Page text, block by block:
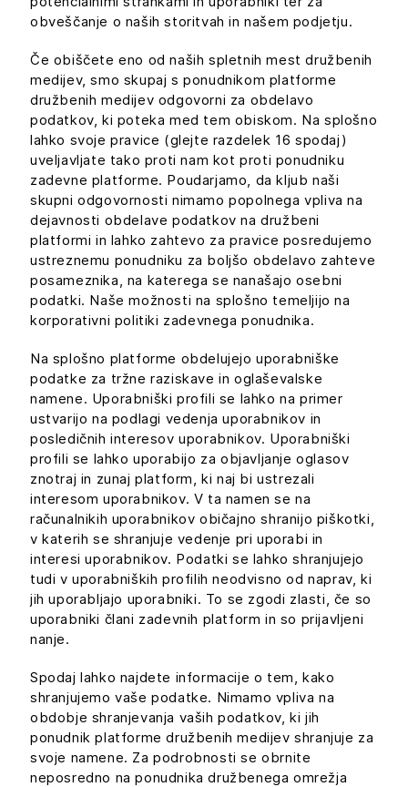
obveščanje o naših storitvah in našem podjetju.
Če obiščete eno od naših spletnih mest družbenih
medijev, smo skupaj s ponudnikom platforme
družbenih medijev odgovorni za obdelavo
podatkov, ki poteka med tem obiskom. Na splošno
lahko svoje pravice (glejte razdelek 16 spodaj)
uveljavljate tako proti nam kot proti ponudniku
zadevne platforme. Poudarjamo, da kljub naši
skupni odgovornosti nimamo popolnega vpliva na
dejavnosti obdelave podatkov na družbeni
platformi in lahko zahtevo za pravice posredujemo
ustreznemu ponudniku za boljšo obdelavo zahteve
posameznika, na katerega se nanašajo osebni
podatki. Naše možnosti na splošno temeljijo na
korporativni politiki zadevnega ponudnika.
Na splošno platforme obdelujejo uporabniške
podatke za tržne raziskave in oglaševalske
namene. Uporabniški profili se lahko na primer
ustvarijo na podlagi vedenja uporabnikov in
posledičnih interesov uporabnikov. Uporabniški
profili se lahko uporabijo za objavljanje oglasov
znotraj in zunaj platform, ki naj bi ustrezali
interesom uporabnikov. V ta namen se na
računalnikih uporabnikov običajno shranijo piškotki,
v katerih se shranjuje vedenje pri uporabi in
interesi uporabnikov. Podatki se lahko shranjujejo
tudi v uporabniških profilih neodvisno od naprav, ki
jih uporabljajo uporabniki. To se zgodi zlasti, če so
uporabniki člani zadevnih platform in so prijavljeni
nanje.
Spodaj lahko najdete informacije o tem, kako
shranjujemo vaše podatke. Nimamo vpliva na
obdobje shranjevanja vaših podatkov, ki jih
ponudnik platforme družbenih medijev shranjuje za
svoje namene. Za podrobnosti se obrnite
neposredno na ponudnika družbenega omrežja